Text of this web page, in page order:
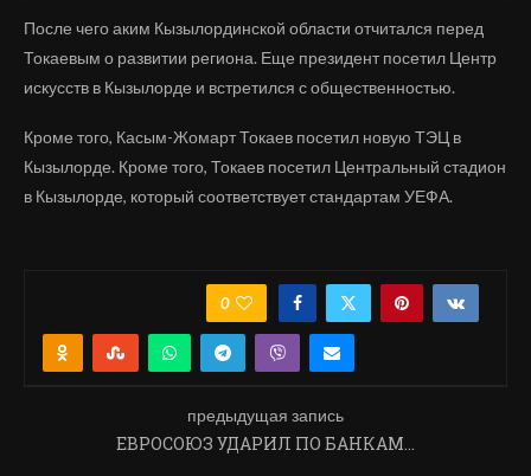
После чего аким Кызылординской области отчитался перед
Токаевым о развитии региона. Еще президент посетил Центр
искусств в Кызылорде и встретился с общественностью.
Кроме того, Касым-Жомарт Токаев посетил новую ТЭЦ в
Кызылорде. Кроме того, Токаев посетил Центральный стадион
в Кызылорде, который соответствует стандартам УЕФА.
0
предыдущая запись
ЕВРОСОЮЗ УДАРИЛ ПО БАНКАМ…